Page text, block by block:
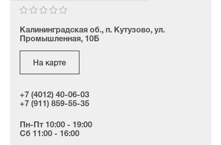
Калининградская об., п. Кутузово, ул.
Промышленная, 10Б
На карте
+7 (4012) 40-06-03
+7 (911) 859-55-35
Пн-Пт 10:00 - 19:00
Сб 11:00 - 16:00